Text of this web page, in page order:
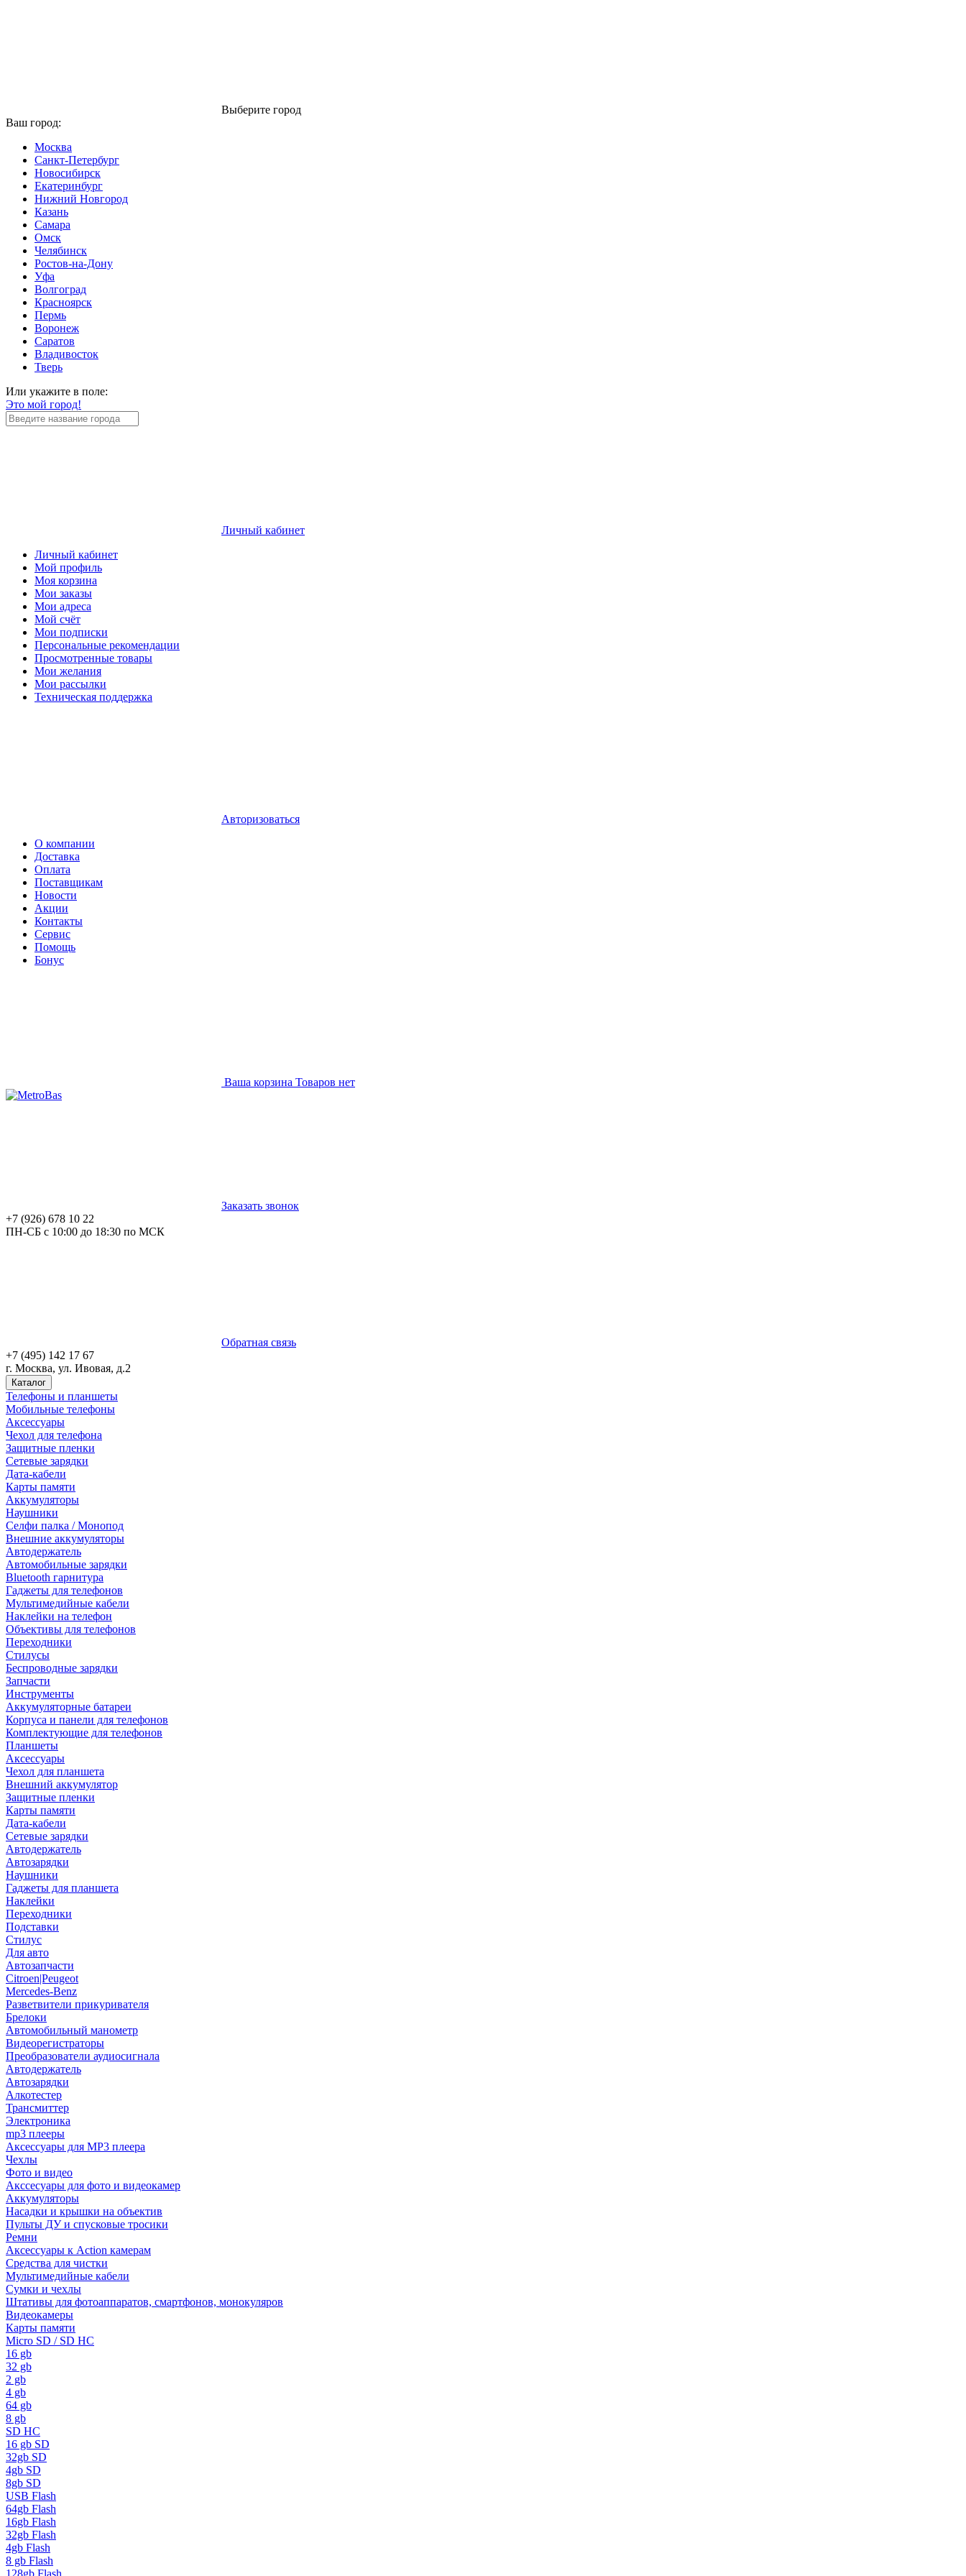
Выберите город
Ваш город:
Москва
Санкт-Петербург
Новосибирск
Екатеринбург
Нижний Новгород
Казань
Самара
Омск
Челябинск
Ростов-на-Дону
Уфа
Волгоград
Красноярск
Пермь
Воронеж
Саратов
Владивосток
Тверь
Или укажите в поле:
Это мой город!
Личный кабинет
Личный кабинет
Мой профиль
Моя корзина
Мои заказы
Мои адреса
Мой счёт
Мои подписки
Персональные рекомендации
Просмотренные товары
Мои желания
Мои рассылки
Техническая поддержка
Авторизоваться
О компании
Доставка
Оплата
Поставщикам
Новости
Акции
Контакты
Сервис
Помощь
Бонус
Ваша корзина Товаров нет
Заказать звонок
+7 (926) 678 10 22
ПН-СБ с 10:00 до 18:30 по МСК
Обратная связь
+7 (495) 142 17 67
г. Москва, ул. Ивовая, д.2
Каталог
Телефоны и планшеты
Мобильные телефоны
Аксессуары
Чехол для телефона
Защитные пленки
Сетевые зарядки
Дата-кабели
Карты памяти
Аккумуляторы
Наушники
Селфи палка / Монопод
Внешние аккумуляторы
Автодержатель
Автомобильные зарядки
Bluetooth гарнитура
Гаджеты для телефонов
Мультимедийные кабели
Наклейки на телефон
Объективы для телефонов
Переходники
Стилусы
Беспроводные зарядки
Запчасти
Инструменты
Аккумуляторные батареи
Корпуса и панели для телефонов
Комплектующие для телефонов
Планшеты
Аксессуары
Чехол для планшета
Внешний аккумулятор
Защитные пленки
Карты памяти
Дата-кабели
Сетевые зарядки
Автодержатель
Автозарядки
Наушники
Гаджеты для планшета
Наклейки
Переходники
Подставки
Стилус
Для авто
Автозапчасти
Citroen|Peugeot
Mercedes-Benz
Разветвители прикуривателя
Брелоки
Автомобильный манометр
Видеорегистраторы
Преобразователи аудиосигнала
Автодержатель
Автозарядки
Алкотестер
Трансмиттер
Электроника
mp3 плееры
Аксессуары для MP3 плеера
Чехлы
Фото и видео
Акссесуары для фото и видеокамер
Аккумуляторы
Насадки и крышки на объектив
Пульты ДУ и спусковые тросики
Ремни
Аксессуары к Action камерам
Средства для чистки
Мультимедийные кабели
Сумки и чехлы
Штативы для фотоаппаратов, смартфонов, монокуляров
Видеокамеры
Карты памяти
Micro SD / SD HC
16 gb
32 gb
2 gb
4 gb
64 gb
8 gb
SD HC
16 gb SD
32gb SD
4gb SD
8gb SD
USB Flash
64gb Flash
16gb Flash
32gb Flash
4gb Flash
8 gb Flash
128gb Flash